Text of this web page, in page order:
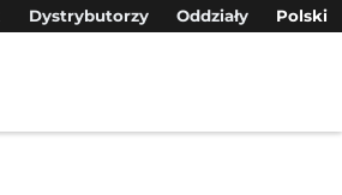
Dystrybutorzy Oddziały Polski